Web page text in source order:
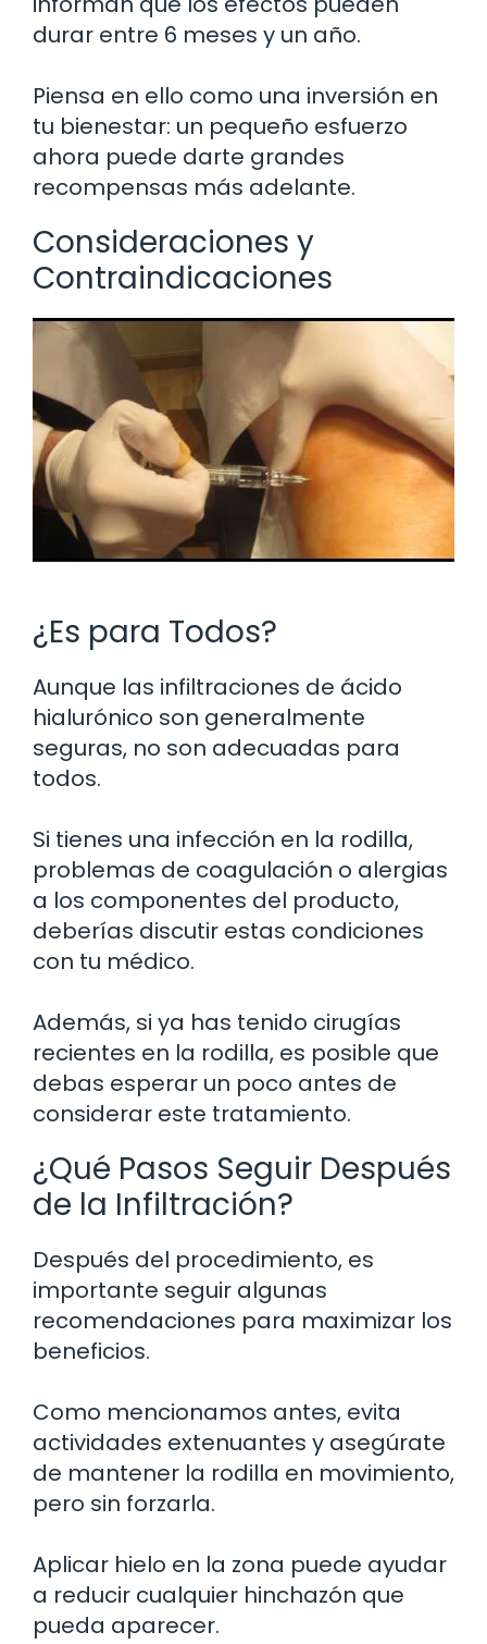
durar entre 6 meses y un año.
Piensa en ello como una inversión en
tu bienestar: un pequeño esfuerzo
ahora puede darte grandes
recompensas más adelante.
Consideraciones y
Contraindicaciones
¿Es para Todos?
Aunque las infiltraciones de ácido
hialurónico son generalmente
seguras, no son adecuadas para
todos.
Si tienes una infección en la rodilla,
problemas de coagulación o alergias
a los componentes del producto,
deberías discutir estas condiciones
con tu médico.
Además, si ya has tenido cirugías
recientes en la rodilla, es posible que
debas esperar un poco antes de
considerar este tratamiento.
¿Qué Pasos Seguir Después
de la Infiltración?
Después del procedimiento, es
importante seguir algunas
recomendaciones para maximizar los
beneficios.
Como mencionamos antes, evita
actividades extenuantes y asegúrate
de mantener la rodilla en movimiento,
pero sin forzarla.
Aplicar hielo en la zona puede ayudar
a reducir cualquier hinchazón que
pueda aparecer.